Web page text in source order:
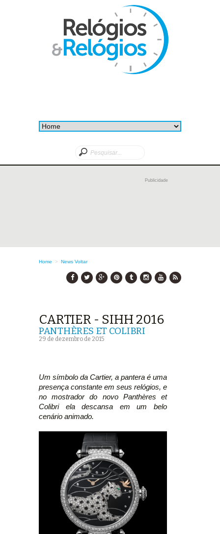
Publicidade
Home > News Voltar
CARTIER - SIHH 2016
PANTHÈRES ET COLIBRI
29 de dezembro de 2015
Um símbolo da Cartier, a pantera é uma
presença constante em seus relógios, e
no mostrador do novo Panthères et
Colibri ela descansa em um belo
cenário animado.